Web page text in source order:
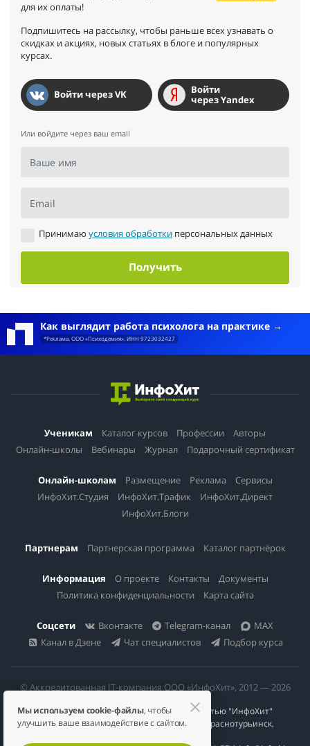
для их оплаты!
Подпишитесь на рассылку, чтобы раньше всех узнавать о
скидках и акциях, новых статьях в блоге и популярных
курсах.
Войти через VK
Войти
через Yandex
Или войдите через ваш email
Ваше имя
Email
Принимаю условия обработки персональных данных
Получить
Как выглядит работа психолога на практике
*Реклама. ООО «Психодемия». ИНН 9723032427
Ученикам Каталог курсов Профессии
Авторы
Онлайн-школы
Вебинары Журнал Подарочный сертификат
Онлайн-школам Размещение Реклама
Сервисы
ИнфоХит.Студия
ИнфоХит.Трафик
ИнфоХит.Директ
ИнфоХит.Блоги
Партнерам Партнерская программа Каталог партнёрок
Информация О проекте Контакты
Документы
Политика конфиденциальности
Карта сайта
Соцсети Вконтакте Telegram-канал
MAX
Канал в Дзене
Чат специалистов Подбор курса
© Аккредитованная IT-компания ООО «ИнфоХит», 2012 — 2026
Общество с ограниченной ответственностью "ИнфоХит"
624446, Россия, Свердловская область, г. Краснотурьинск,
Мы используем cookie-файлы, чтобы
улучшить ваше взаимодействие с сайтом.